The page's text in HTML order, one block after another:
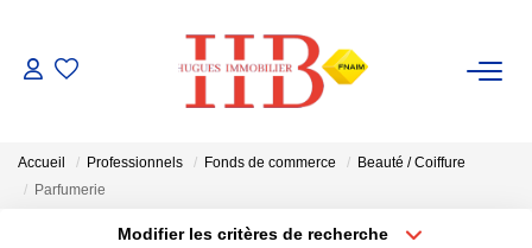
Accueil Professionnels Fonds de commerce
Beauté / Coiffure
Parfumerie
Modifier les critères de recherche